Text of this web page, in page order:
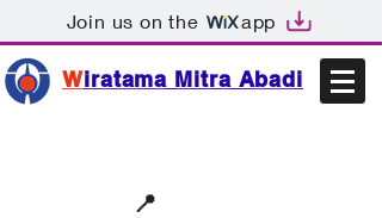
Join us on the app
Wiratama Mitra Abadi
📍